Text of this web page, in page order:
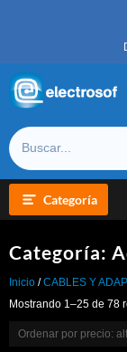
Categoría
Categoría:
Inicio /CABLES Y
Mostrando 1–25 de 78